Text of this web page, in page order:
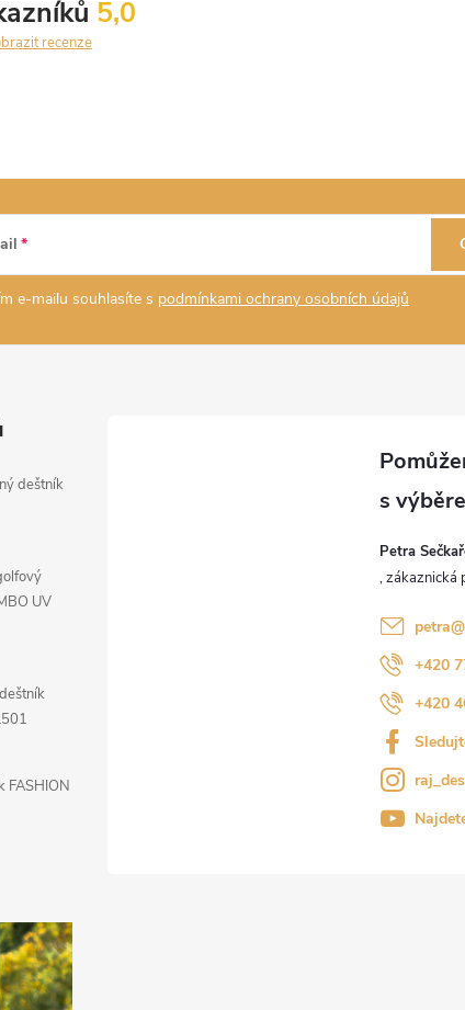
5,0
recenze
e-mailu souhlasíte s podmínkami ochrany osobních údajů
deštník
UV
FASHION
Petra
petra@
+420
+420